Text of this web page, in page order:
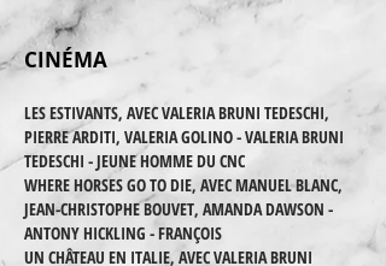
CINÉMA
LES ESTIVANTS, AVEC VALERIA BRUNI TEDESCHI,
PIERRE ARDITI, VALERIA GOLINO - VALERIA BRUNI
TEDESCHI -JEUNE HOMME DU CNC
WHERE HORSES GO TO DIE, AVEC MANUEL BLANC,
JEAN-CHRISTOPHE BOUVET, AMANDA DAWSON -
ANTONY HICKLING - FRANÇOIS
UN CHÂTEAU EN ITALIE, AVEC VALERIA BRUNI